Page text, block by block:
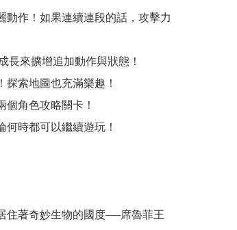
作！如果連續連段的話，攻擊力
來擴增追加動作與狀態！
索地圖也充滿樂趣！
角色攻略關卡！
時都可以繼續遊玩！
住著奇妙生物的國度──席魯菲王